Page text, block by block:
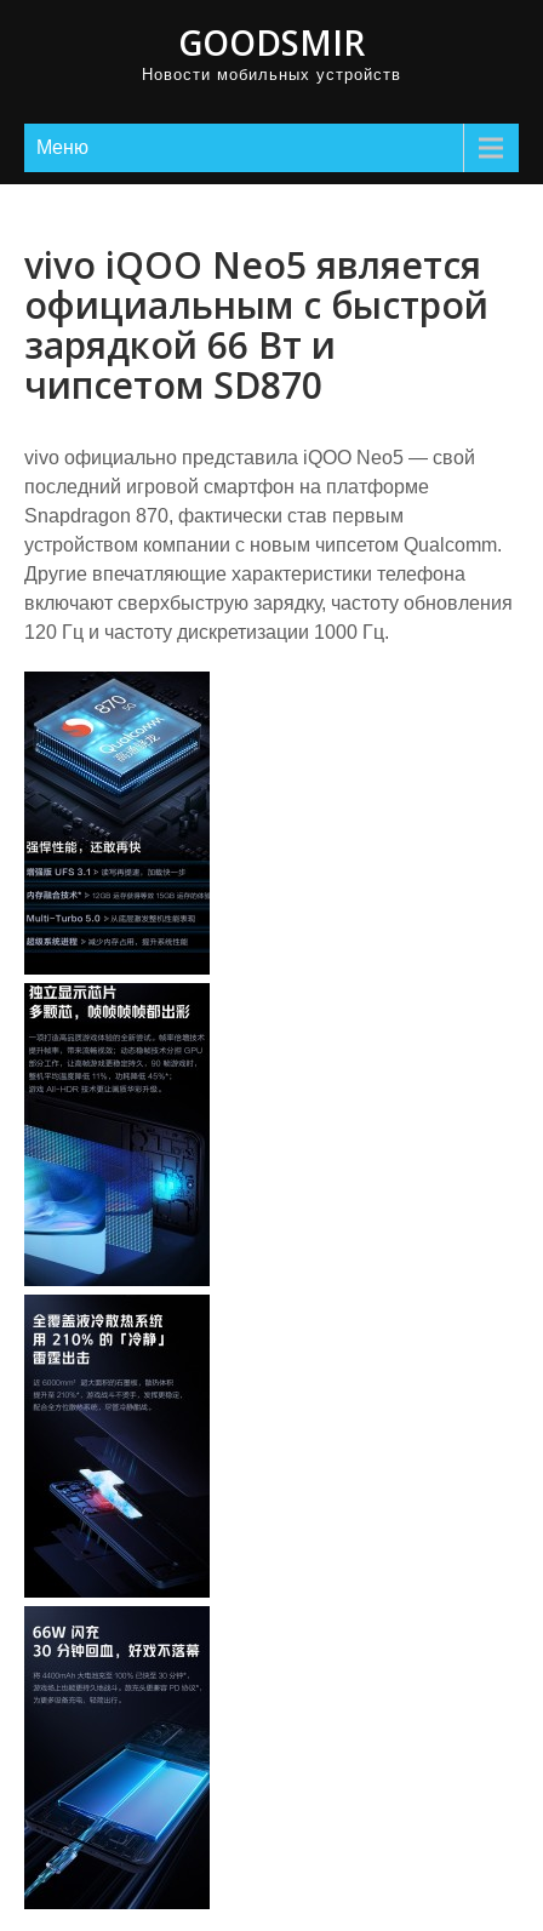
GOODSMIR
Новости мобильных устройств
Меню
vivo iQOO Neo5 является
официальным с быстрой
зарядкой 66 Вт и
чипсетом SD870
vivo официально представила iQOO Neo5 — свой
последний игровой смартфон на платформе
Snapdragon 870, фактически став первым
устройством компании с новым чипсетом Qualcomm.
Другие впечатляющие характеристики телефона
включают сверхбыструю зарядку, частоту обновления
120 Гц и частоту дискретизации 1000 Гц.